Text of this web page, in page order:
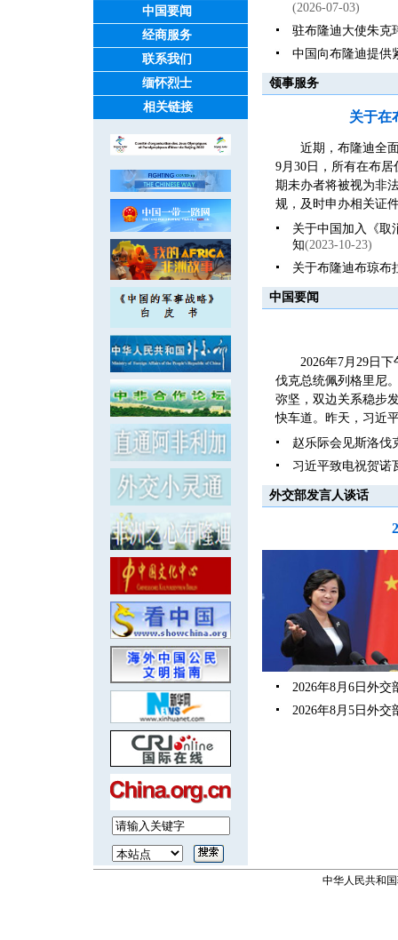
中国要闻
经商服务
联系我们
缅怀烈士
相关链接
(2026-07-03)
驻布隆迪大使朱克
中国向布隆迪提供
领事服务
关于在
近期，布隆迪全
9月30日，所有在布
期未办者将被视为非
规，及时申办相关证
关于中国加入《取
知(2023-10-23)
关于布隆迪布琼布
中国要闻
2026年7月29日
伐克总统佩列格里尼
弥坚，双边关系稳步
快车道。昨天，习近
赵乐际会见斯洛伐
习近平致电祝贺诺
外交部发言人谈话
2026年8月6日外
2026年8月5日外
中华人民共和